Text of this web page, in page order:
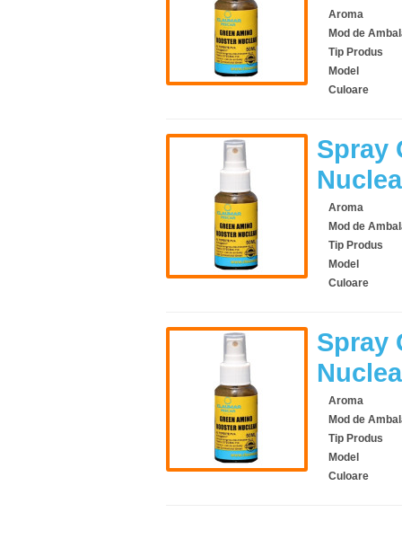
Aroma
Mod de
Tip Produs
Model
Culoare
Spray
Aroma
Mod de
Tip Produs
Model
Culoare
Spray
Aroma
Mod de
Tip Produs
Model
Culoare